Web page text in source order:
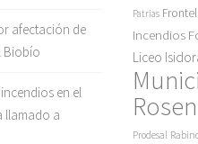
afectación de
Biobío
en el
llamado a
Patrias Frontel
Incendios
Liceo
Prodesal